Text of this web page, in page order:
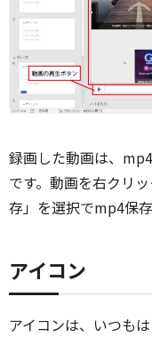
録画した動画は、
です。動画を右クリ
存」を選択でmp4保存
アイコン
アイコンは、いつも